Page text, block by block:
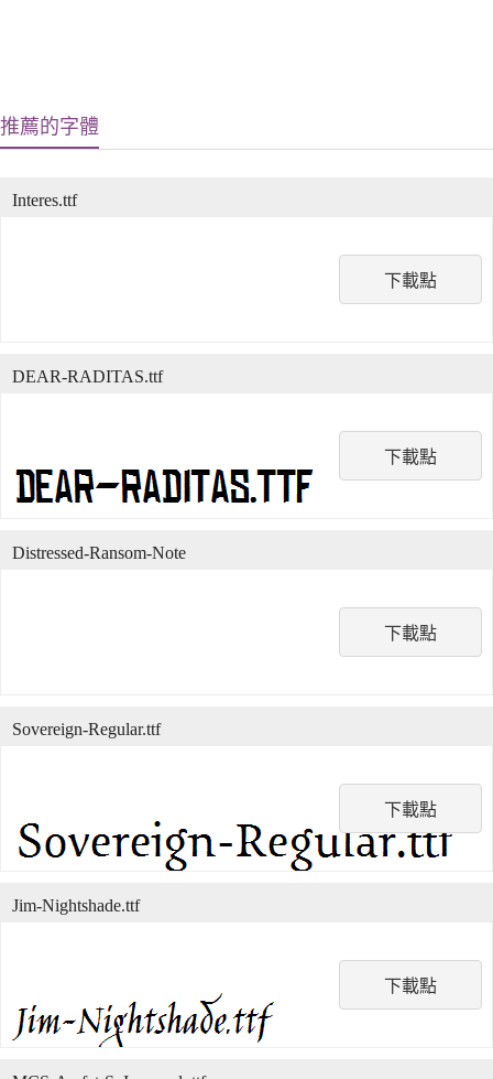
推薦的字體
下載點
Interes.ttf
下載點
DEAR-RADITAS.ttf
下載點
Distressed-Ransom-Note
下載點
Sovereign-Regular.ttf
下載點
Jim-Nightshade.ttf